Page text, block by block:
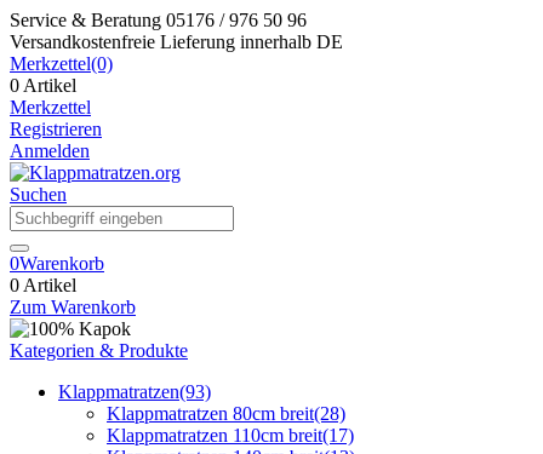
Service & Beratung 05176 / 976 50 96
Versandkostenfreie Lieferung innerhalb DE
Merkzettel(0)
0 Artikel
Merkzettel
Registrieren
Anmelden
Suchen
0Warenkorb
0 Artikel
Zum Warenkorb
Kategorien & Produkte
Klappmatratzen(93)
Klappmatratzen 80cm breit(28)
Klappmatratzen 110cm breit(17)